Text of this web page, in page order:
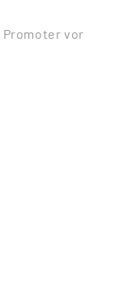
Promoter vor